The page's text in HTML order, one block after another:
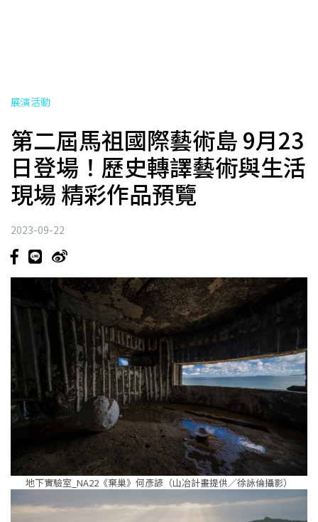
展演活動
第二屆馬祖國際藝術島 9月23
日登場！歷史轉譯藝術與生活
現場 精彩作品預覽
2023-09-22
地下實驗室_NA22《棄巢》何彥諺（山冶計畫提供／徐詠倫攝影）